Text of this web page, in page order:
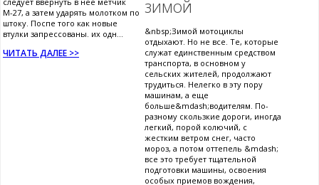
М-27, а затем ударять молотком по
штоку. Поспе того как новые
втулки запрессованы. их одн...
ЧИТАТЬ ДАЛЕЕ >>
зимой
&nbsp;Зимой мотоциклы
отдыхают. Но не все. Те, которые
служат единственным средством
транспорта, в основном у
сельских жителей, продолжают
трудиться. Нелегко в эту пору
машинам, а еще
больше&mdash;водителям. По-
разному скользкие дороги, иногда
легкий, порой колючий, с
жестким ветром снег, часто
мороз, а потом оттепель &mdash;
все это требует тщательной
подготовки машины, освоения
особых приемов вождения,